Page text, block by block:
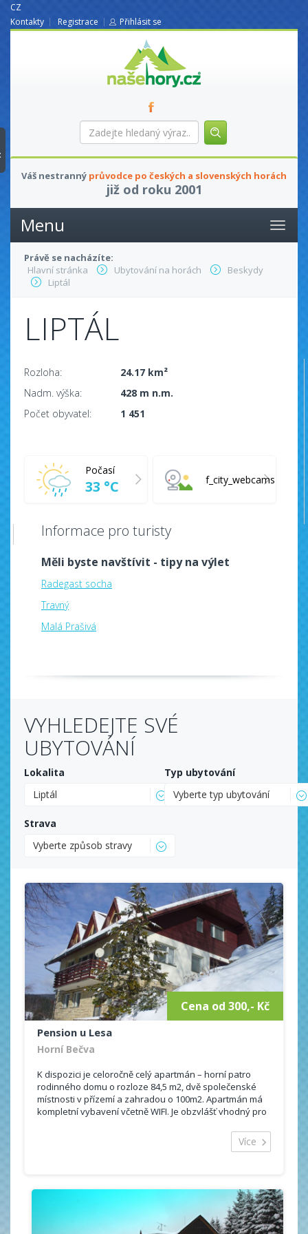
CZ
Kontakty
Registrace Přihlásit se
nasehory.cz
Zadejte
hledaný
Váš nestranný průvodce po českých a slovenských horách
již od roku 2001
Menu
Právě se nacházíte:
Hlavní stránka
Ubytování na horách
Beskydy
Liptál
LIPTÁL
Rozloha:
24.17 km²
Nadm. výška:
428 m n.m.
Počet obyvatel:
1 451
Počasí
33 °C f_city_webcams
Informace pro turisty
Měli byste navštívit - tipy na výlet
Radegast socha
Travný
Malá Prašivá
VYHLEDEJTE SVÉ
UBYTOVÁNÍ
Lokalita
Liptál
Typ ubytování
Vyberte typ ubytování
Strava
Vyberte způsob stravy
Cena od 300,- Kč
Pension u Lesa
Horní Bečva
K dispozici je celoročně celý apartmán – horní patro
rodinného domu o rozloze 84,5 m2, dvě společenské
místnosti v přízemí a zahradou o 100m2. Apartmán má
kompletní vybavení včetně WIFI. Je obzvlášť vhodný pro
Kapacita: 7 osob (4 lůžka + 2 přistýlky + 1 dětské
Obývací pokoj s TV, se dvěma křesly a rozkládacími
pohovkami – 26 m2
Kuchyň s vybavením (lednička s mrazákem, mikrovlnná
Více